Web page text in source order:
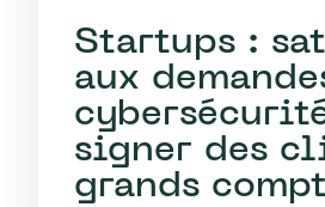
Startups :
aux
signer des
grands